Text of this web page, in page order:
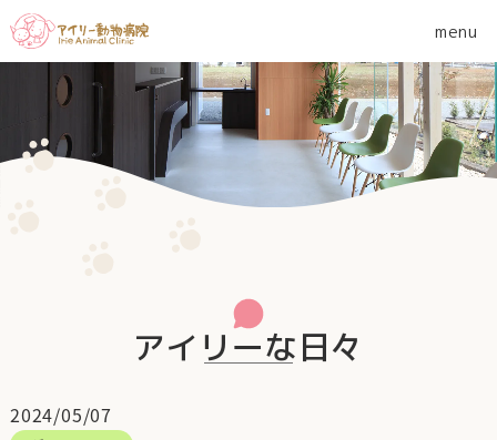
アイリーな日々
2024/05/07